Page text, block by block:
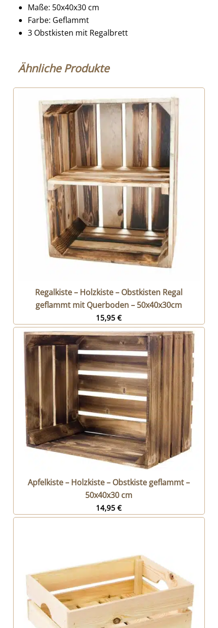
Maße: 50x40x30 cm
Farbe: Geflammt
3 Obstkisten mit Regalbrett
Ähnliche Produkte
Regalkiste – Holzkiste – Obstkisten Regal
geflammt mit Querboden – 50x40x30cm
15,95€
Apfelkiste – Holzkiste – Obstkiste geflammt –
50x40x30 cm
14,95€